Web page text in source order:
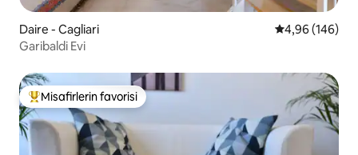
Daire - Cagliari 5 üzerinden
4,96 (146)
Garibaldi Evi
Misafirlerin favorilerinden en beğenilenler arasında
Misafirlerin favorisi